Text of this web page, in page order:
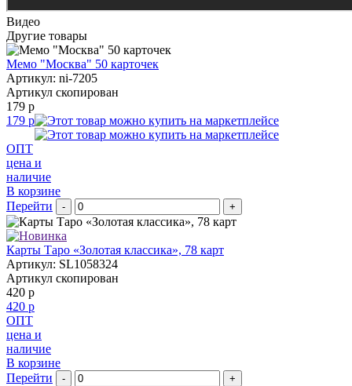
Видео
Другие товары
Мемо "Москва" 50 карточек
Артикул: ni-7205
Артикул скопирован
179 р
179 р
ОПТ
цена и
наличие
В корзине
Перейти
- +
Карты Таро «Золотая классика», 78 карт
Артикул: SL1058324
Артикул скопирован
420 р
420 р
ОПТ
цена и
наличие
В корзине
Перейти
- +